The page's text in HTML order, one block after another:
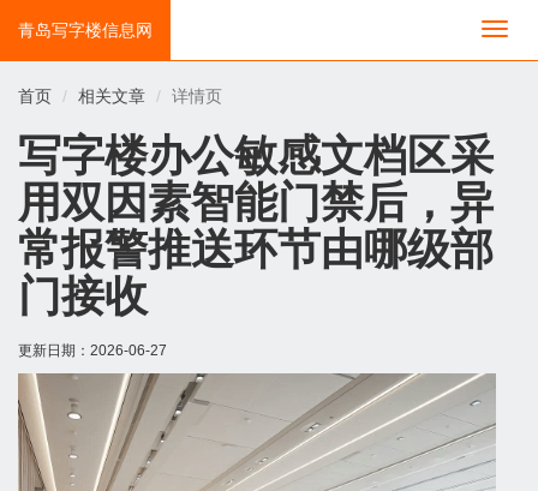
切
青岛写字楼信息网
首页 相关文章 详情页
写字楼办公敏感文档区采
用双因素智能门禁后，异
常报警推送环节由哪级部
门接收
更新日期： 2026-06-27